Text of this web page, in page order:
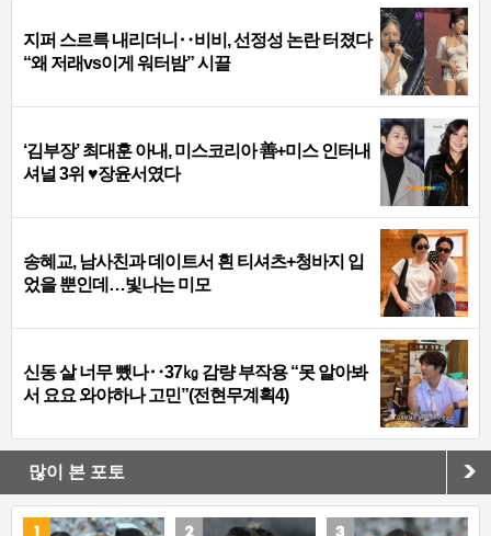
지퍼 스르륵 내리더니‥비비, 선정성 논란 터졌다
“왜 저래vs이게 워터밤” 시끌
‘김부장’ 최대훈 아내, 미스코리아 善+미스 인터내
셔널 3위 ♥장윤서였다
송혜교, 남사친과 데이트서 흰 티셔츠+청바지 입
었을 뿐인데…빛나는 미모
신동 살 너무 뺐나‥37㎏ 감량 부작용 “못 알아봐
서 요요 와야하나 고민”(전현무계획4)
많이 본 포토